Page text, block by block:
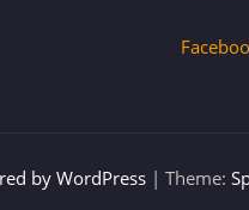
by WordPress| Theme: